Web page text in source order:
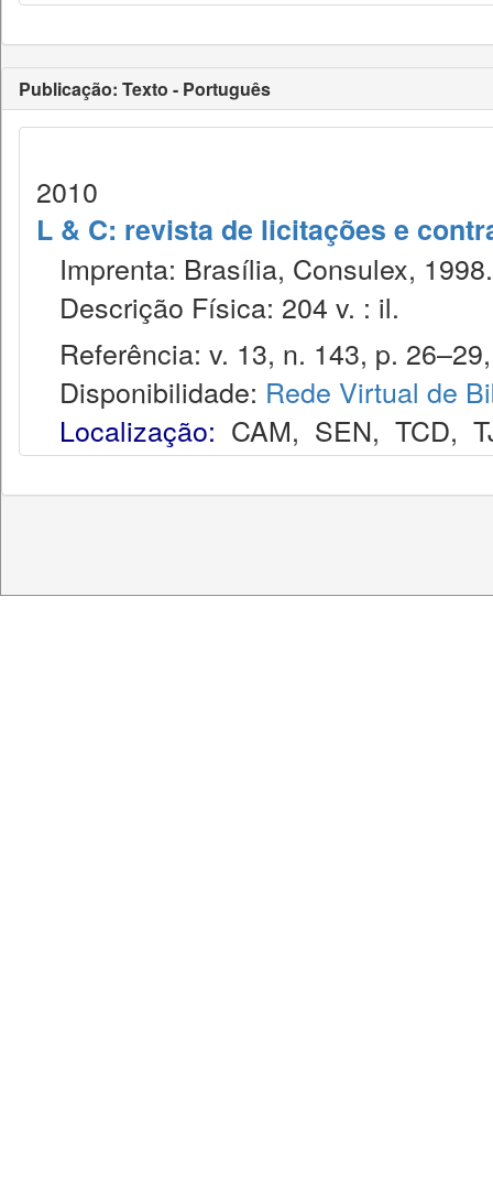
Publicação: Texto - Português
2010
L & C: revista de licitações e
Imprenta: Brasília, Consulex, 1998.
Descrição Física: 204 v. : il.
Referência: v. 13, n. 143, p.
Disponibilidade: Rede Virtual de
Localização: CAM, SEN, TCD,